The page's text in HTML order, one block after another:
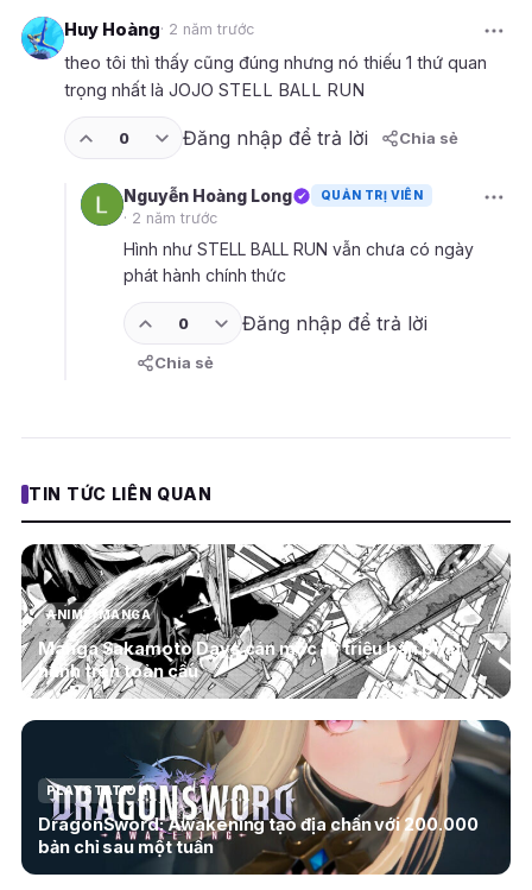
H Huy Hoàng· 2 năm trước
theo tôi thì thấy cũng đúng nhưng nó thiếu 1 thứ quan
trọng nhất là JOJO STELL BALL RUN
0 Đăng nhập để trả lời Chia sẻ
Nguyễn Hoàng Long QUẢN TRỊ VIÊN
· 2 năm trước
Hình như STELL BALL RUN vẫn chưa có ngày
phát hành chính thức
0 Đăng nhập để trả lời
Chia sẻ
TIN TỨC LIÊN QUAN
ANIME/MANGA
Manga Sakamoto Days cán mốc 18 triệu bản phát
hành trên toàn cầu
PLAYSTATION
DragonSword: Awakening tạo địa chấn với 200.000
bản chỉ sau một tuần